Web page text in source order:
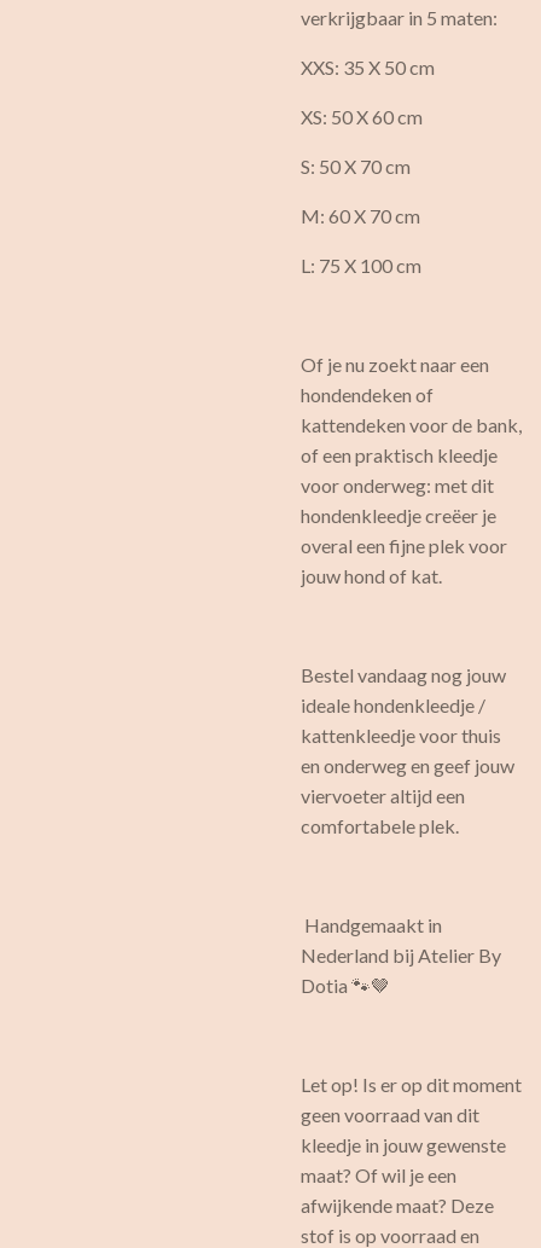
verkrijgbaar in 5 maten:
XXS: 35 X 50 cm
XS: 50 X 60 cm
S: 50 X 70 cm
M: 60 X 70 cm
L: 75 X 100 cm
Of je nu zoekt naar een
hondendeken of
kattendeken voor de bank,
of een praktisch kleedje
voor onderweg: met dit
hondenkleedje creëer je
overal een fijne plek voor
jouw hond of kat.
Bestel vandaag nog jouw
ideale hondenkleedje /
kattenkleedje voor thuis
en onderweg en geef jouw
viervoeter altijd een
comfortabele plek.
Handgemaakt in
Nederland bij Atelier By
Dotia 🐾🤎
Let op! Is er op dit moment
geen voorraad van dit
kleedje in jouw gewenste
maat? Of wil je een
afwijkende maat? Deze
stof is op voorraad en